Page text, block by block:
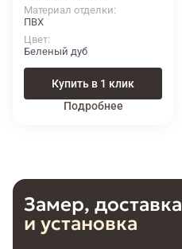
Материал отделки
ПВХ
Цвет
Беленый дуб
Купить в 1 клик
Подробнее
Замер, доставка
и установка